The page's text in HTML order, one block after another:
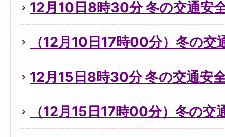
12月10日8時30分 冬の交通安
（12月10日17時00分）冬の
12月15日8時30分 冬の交通安
（12月15日17時00分）冬の